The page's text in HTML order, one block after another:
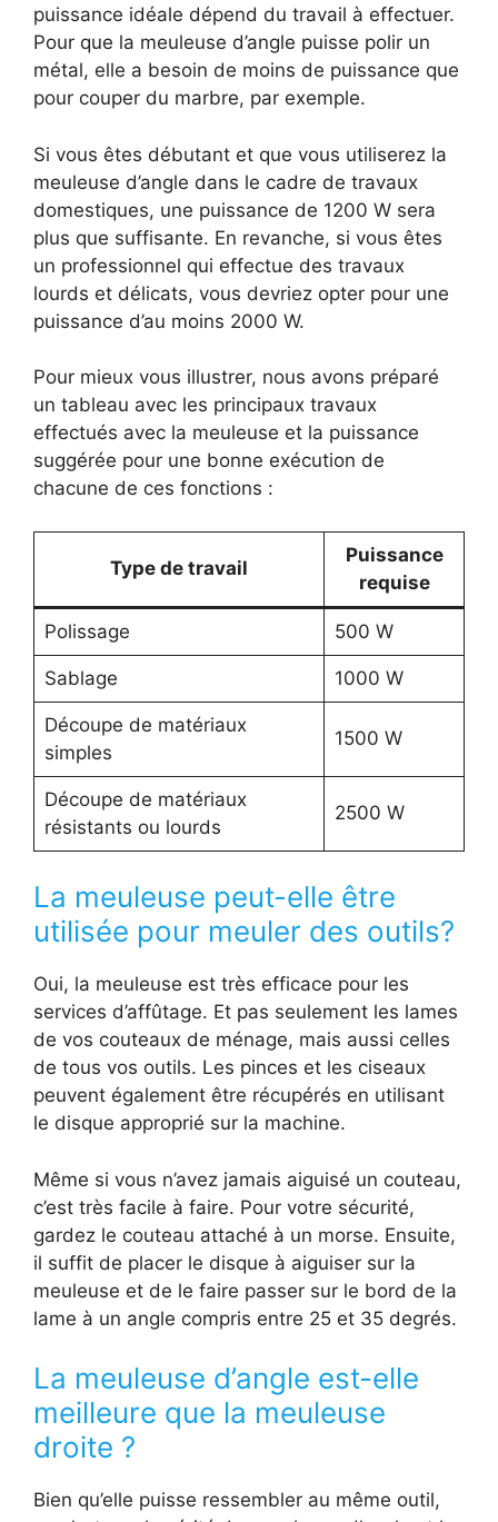
puissance idéale dépend du travail à effectuer.
Pour que la meuleuse d’angle puisse polir un
métal, elle a besoin de moins de puissance que
pour couper du marbre, par exemple.
Si vous êtes débutant et que vous utiliserez la
meuleuse d’angle dans le cadre de travaux
domestiques, une puissance de 1200 W sera
plus que suffisante. En revanche, si vous êtes
un professionnel qui effectue des travaux
lourds et délicats, vous devriez opter pour une
puissance d’au moins 2000 W.
Pour mieux vous illustrer, nous avons préparé
un tableau avec les principaux travaux
effectués avec la meuleuse et la puissance
suggérée pour une bonne exécution de
chacune de ces fonctions :
Type de travail
Puissance
requise
Polissage 500 W
Sablage 1000 W
Découpe de matériaux
simples
1500 W
Découpe de matériaux
résistants ou lourds
2500 W
La meuleuse peut-elle être
utilisée pour meuler des outils?
Oui, la meuleuse est très efficace pour les
services d’affûtage. Et pas seulement les lames
de vos couteaux de ménage, mais aussi celles
de tous vos outils. Les pinces et les ciseaux
peuvent également être récupérés en utilisant
le disque approprié sur la machine.
Même si vous n’avez jamais aiguisé un couteau,
c’est très facile à faire. Pour votre sécurité,
gardez le couteau attaché à un morse. Ensuite,
il suffit de placer le disque à aiguiser sur la
meuleuse et de le faire passer sur le bord de la
lame à un angle compris entre 25 et 35 degrés.
La meuleuse d’angle est-elle
meilleure que la meuleuse
droite ?
Bien qu’elle puisse ressembler au même outil,